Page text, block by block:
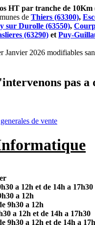
HT par tranche de 10Km
de Thiers (63300),
sur Durolle (63550),
(63290) et Puy-
Janvier 2026 modifiables
pas
de vente
a 12h et de 14h a 17h30
a 12h
9h30 a 12h
a 12h et de 14h a 17h30
9h30 a 12h et de 14h a